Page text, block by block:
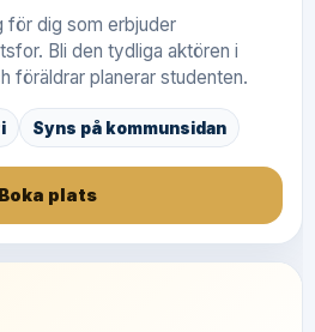
för dig som erbjuder
Bli den tydliga aktören i
föräldrar planerar studenten.
Syns på kommunsidan
Boka plats